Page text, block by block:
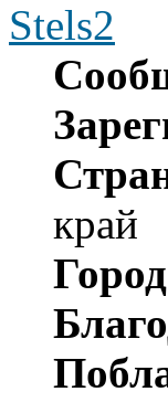
Stels2
край